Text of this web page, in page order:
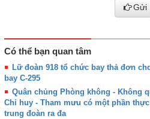
Gửi
Có thể bạn quan tâm
Lữ đoàn 918 tổ chức bay thả đơn
bay C-295
Quân chủng Phòng không - Không
Chỉ huy - Tham mưu có một phần
trung đoàn ra đa